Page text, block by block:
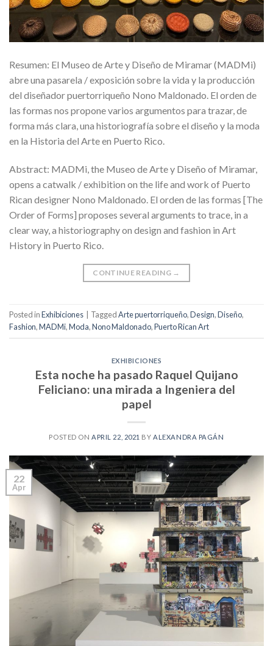
Resumen: El Museo de Arte y Diseño de Miramar (MADMi)
abre una pasarela / exposición sobre la vida y la producción
del diseñador puertorriqueño Nono Maldonado. El orden de
las formas nos propone varios argumentos para trazar, de
forma más clara, una historiografía sobre el diseño y la moda
en la Historia del Arte en Puerto Rico.
Abstract: MADMi, the Museo de Arte y Diseño of Miramar,
opens a catwalk / exhibition on the life and work of Puerto
Rican designer Nono Maldonado. El orden de las formas [The
Order of Forms] proposes several arguments to trace, in a
clear way, a historiography on design and fashion in Art
History in Puerto Rico.
CONTINUE READING →
Posted inExhibiciones TaggedArte puertorriqueño,Design,Diseño,
Fashion,MADMi,Moda,Nono Maldonado,Puerto Rican Art
EXHIBICIONES
Esta noche ha pasado Raquel Quijano
Feliciano: una mirada a Ingeniera del
papel
POSTED ONAPRIL 22, 2021 BYALEXANDRA PAGÁN
22
Apr